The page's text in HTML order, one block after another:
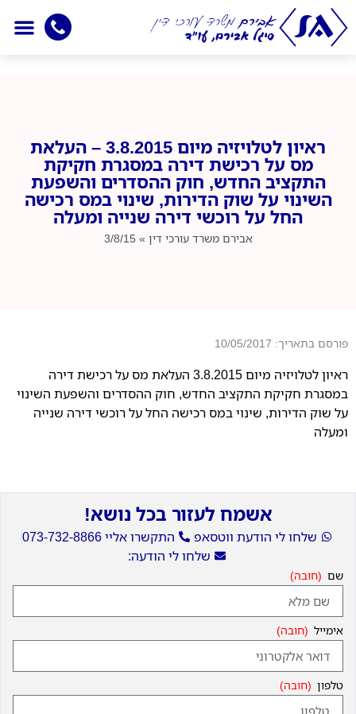
ראיון לטלויזיה מיום 3.8.2015 – העלאת
מס על רכישת דירה במסגרת חקיקת
התקציב החדש, חוק ההסדרים והשפעת
השינוי על שוק הדירות, שינוי במס רכישה
החל על רוכשי דירה שנייה ומעלה
אבירם משרד עורכי דין »
3/8/15
פורסם בתאריך: 10/05/2017
ראיון לטלויזיה מיום 3.8.2015 העלאת מס על רכישת דירה
במסגרת חקיקת התקציב החדש, חוק ההסדרים והשפעת השינוי
על שוק הדירות, שינוי במס רכישה החל על רוכשי דירה שנייה
ומעלה
אשמח לעזור בכל נושא!
שלחו לי הודעת ווטסאפ
התקשרו אליי 073-732-8866
שלחו לי הודעה:
שם
אימייל
טלפון